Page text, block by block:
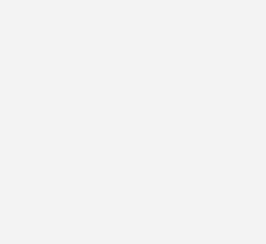
Tuy nhiên, trong quá trình sử
sinh bên trên dùng để điều trị viêm
Trong đó cần phải kể đến như
Địa chỉ chữa viêm amidan
Hiện nay số lượng bệnh nhân mắc